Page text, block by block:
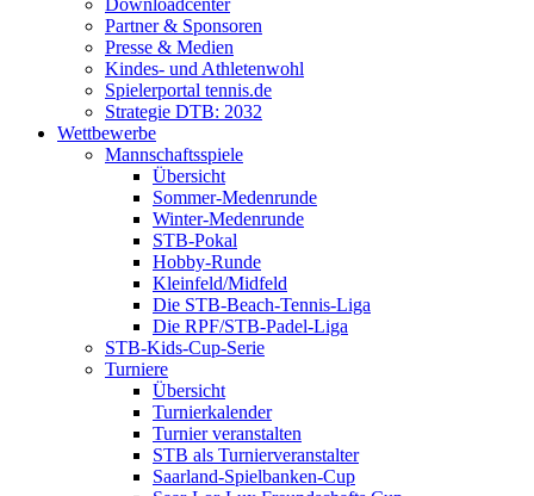
Downloadcenter
Partner & Sponsoren
Presse & Medien
Kindes- und Athletenwohl
Spielerportal tennis.de
Strategie DTB: 2032
Wettbewerbe
Mannschaftsspiele
Übersicht
Sommer-Medenrunde
Winter-Medenrunde
STB-Pokal
Hobby-Runde
Kleinfeld/Midfeld
Die STB-Beach-Tennis-Liga
Die RPF/STB-Padel-Liga
STB-Kids-Cup-Serie
Turniere
Übersicht
Turnierkalender
Turnier veranstalten
STB als Turnierveranstalter
Saarland-Spielbanken-Cup